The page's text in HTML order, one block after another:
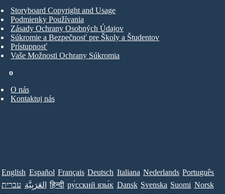
o
O nás
Kontaktuj nás
Storyboard Copyright and Usage
Podmienky Používania
Zásady Ochrany Osobných Údajov
Súkromie a Bezpečnosť pre Školy a Študentov
Prístupnosť
Vaše Možnosti Ochrany Súkromia
English Español Français Deutsch Italiana Nederlands Português
עברית العَرَبِيَّة हिन्दी ру́сский язы́к Dansk Svenska Suomi Norsk